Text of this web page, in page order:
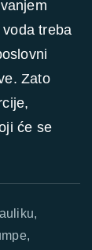
treba
Zato
će se